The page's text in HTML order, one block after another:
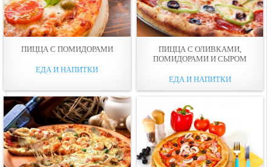
ПИЦЦА С ПОМИДОРАМИ
ЕДА И НАПИТКИ
ПИЦЦА С ОЛИВКАМИ,
ПОМИДОРАМИ И СЫРОМ
ЕДА И НАПИТКИ